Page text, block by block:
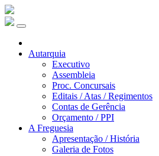
Autarquia
Executivo
Assembleia
Proc. Concursais
Editais / Atas / Regimentos
Contas de Gerência
Orçamento / PPI
A Freguesia
Apresentação / História
Galeria de Fotos